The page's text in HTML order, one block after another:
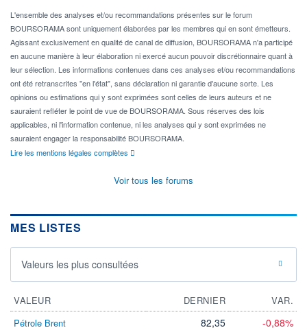
L'ensemble des analyses et/ou recommandations présentes sur le forum
BOURSORAMA sont uniquement élaborées par les membres qui en sont émetteurs.
Agissant exclusivement en qualité de canal de diffusion, BOURSORAMA n'a participé
en aucune manière à leur élaboration ni exercé aucun pouvoir discrétionnaire quant à
leur sélection. Les informations contenues dans ces analyses et/ou recommandations
ont été retranscrites "en l'état", sans déclaration ni garantie d'aucune sorte. Les
opinions ou estimations qui y sont exprimées sont celles de leurs auteurs et ne
sauraient refléter le point de vue de BOURSORAMA. Sous réserves des lois
applicables, ni l'information contenue, ni les analyses qui y sont exprimées ne
sauraient engager la responsabilité BOURSORAMA.
Lire les mentions légales complètes
Voir tous les forums
MES LISTES
Valeurs les plus consultées
VALEUR DERNIER
VAR.
Pétrole Brent
82,35 -0,88%